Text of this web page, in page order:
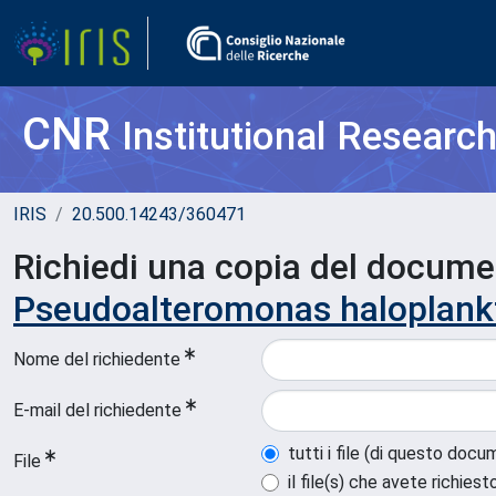
CNRInstitutional
IRIS 20.500.14243/360471
Richiedi una copia del
Pseudoalteromonas
Nome del richiedente
E-mail del richiedente
File
tutti i file (di questo
il file(s) che avete